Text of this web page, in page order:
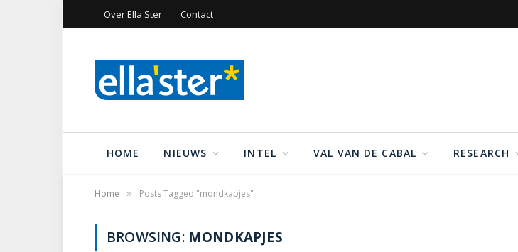
Over Ella Ster Contact
HOME NIEUWS INTEL VAL VAN DE CABAL RESEARCH
Home » Posts Tagged "mondkapjes"
BROWSING: MONDKAPJES